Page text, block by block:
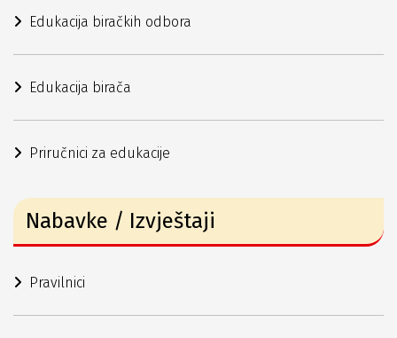
Edukacija biračkih odbora
Edukacija birača
Priručnici za edukacije
Nabavke / Izvještaji
Pravilnici